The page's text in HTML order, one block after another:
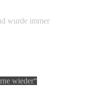
wurde immer
wieder